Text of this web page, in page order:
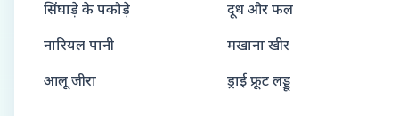
सिंघाड़े के पकौड़े
दूध और फल
नारियल पानी
मखाना खीर
आलू जीरा
ड्राई फ्रूट लड्डू